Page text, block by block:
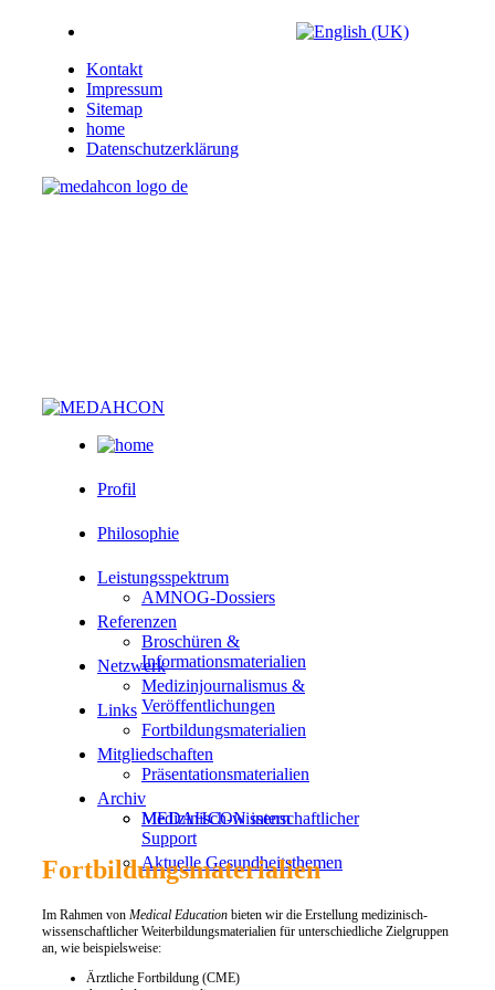
Kontakt
Impressum
Sitemap
home
Datenschutzerklärung
Profil
Philosophie
Leistungsspektrum
AMNOG-Dossiers
Broschüren &
Informationsmaterialien
Medizinjournalismus &
Veröffentlichungen
Fortbildungsmaterialien
Präsentationsmaterialien
Medizinisch-wissenschaftlicher
Support
Referenzen
Netzwerk
Links
Mitgliedschaften
Archiv
MEDAHCON intern
Aktuelle Gesundheitsthemen
Fortbildungsmaterialien
Im Rahmen von Medical Education bieten wir die Erstellung medizinisch-
wissenschaftlicher Weiterbildungsmaterialien für unterschiedliche Zielgruppen
an, wie beispielsweise:
Ärztliche Fortbildung (CME)